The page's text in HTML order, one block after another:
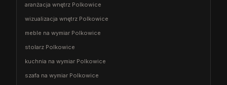
aranżacja wnętrz Polkowice
wizualizacja wnętrz Polkowice
meble na wymiar Polkowice
stolarz Polkowice
kuchnia na wymiar Polkowice
szafa na wymiar Polkowice